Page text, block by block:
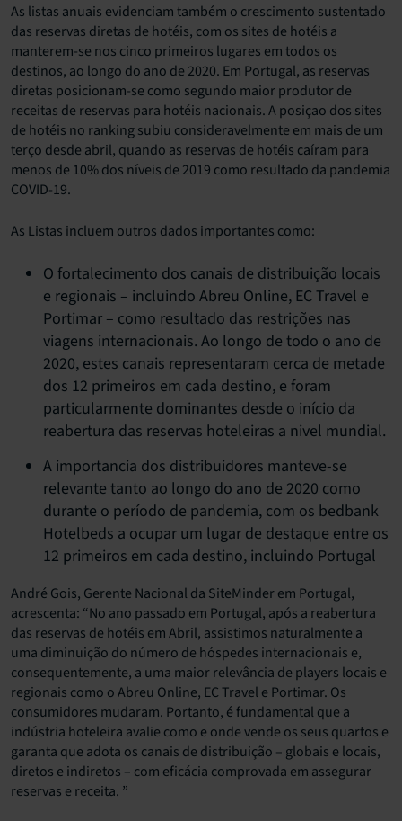
As listas anuais evidenciam também o crescimento sustentado
das reservas diretas de hotéis, com os sites de hotéis a
manterem-se nos cinco primeiros lugares em todos os
destinos, ao longo do ano de 2020. Em Portugal, as reservas
diretas posicionam-se como segundo maior produtor de
receitas de reservas para hotéis nacionais. A posiçao dos sites
de hotéis no ranking subiu consideravelmente em mais de um
terço desde abril, quando as reservas de hotéis caíram para
menos de 10% dos níveis de 2019 como resultado da pandemia
COVID-19.
As Listas incluem outros dados importantes como:
O fortalecimento dos canais de distribuição locais
e regionais – incluindo Abreu Online, EC Travel e
Portimar – como resultado das restrições nas
viagens internacionais. Ao longo de todo o ano de
2020, estes canais representaram cerca de metade
dos 12 primeiros em cada destino, e foram
particularmente dominantes desde o início da
reabertura das reservas hoteleiras a nivel mundial.
A importancia dos distribuidores manteve-se
relevante tanto ao longo do ano de 2020 como
durante o período de pandemia, com os bedbank
Hotelbeds a ocupar um lugar de destaque entre os
12 primeiros em cada destino, incluindo Portugal
André Gois, Gerente Nacional da SiteMinder em Portugal,
acrescenta: “No ano passado em Portugal, após a reabertura
das reservas de hotéis em Abril, assistimos naturalmente a
uma diminuição do número de hóspedes internacionais e,
consequentemente, a uma maior relevância de players locais e
regionais como o Abreu Online, EC Travel e Portimar. Os
consumidores mudaram. Portanto, é fundamental que a
indústria hoteleira avalie como e onde vende os seus quartos e
garanta que adota os canais de distribuição – globais e locais,
diretos e indiretos – com eficácia comprovada em assegurar
reservas e receita. ”